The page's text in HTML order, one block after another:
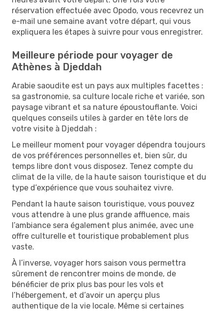
réservation effectuée avec Opodo, vous recevrez un
e-mail une semaine avant votre départ, qui vous
expliquera les étapes à suivre pour vous enregistrer.
Meilleure période pour voyager de
Athènes à Djeddah
Arabie saoudite est un pays aux multiples facettes :
sa gastronomie, sa culture locale riche et variée, son
paysage vibrant et sa nature époustouflante. Voici
quelques conseils utiles à garder en tête lors de
votre visite à Djeddah :
Le meilleur moment pour voyager dépendra toujours
de vos préférences personnelles et, bien sûr, du
temps libre dont vous disposez. Tenez compte du
climat de la ville, de la haute saison touristique et du
type d’expérience que vous souhaitez vivre.
Pendant la haute saison touristique, vous pouvez
vous attendre à une plus grande affluence, mais
l’ambiance sera également plus animée, avec une
offre culturelle et touristique probablement plus
vaste.
À l’inverse, voyager hors saison vous permettra
sûrement de rencontrer moins de monde, de
bénéficier de prix plus bas pour les vols et
l’hébergement, et d’avoir un aperçu plus
authentique de la vie locale. Même si certaines